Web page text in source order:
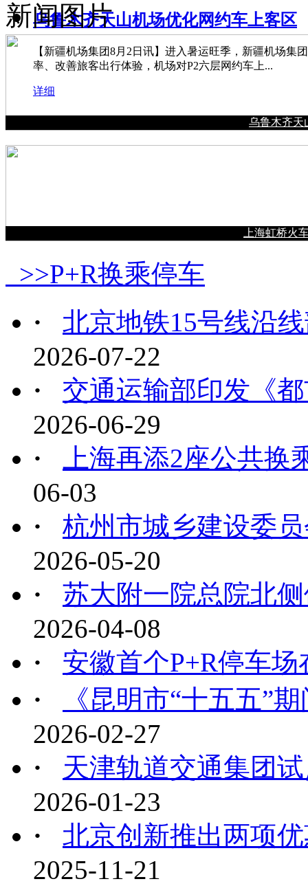
乌鲁木齐天山机场优化网约车上客区
【新疆机场集团8月2日讯】进入暑运旺季，新疆机场
率、改善旅客出行体验，机场对P2六层网约车上...
详细
新闻图片
乌鲁木齐天
上海虹桥火
>>P+R换乘停车
·
北京地铁15号线沿
2026-07-22
·
交通运输部印发《
2026-06-29
·
上海再添2座公共换
06-03
·
杭州市城乡建设委
2026-05-20
·
苏大附一院总院北
2026-04-08
·
安徽首个P+R停车
·
《昆明市“十五五”
2026-02-27
·
天津轨道交通集团
2026-01-23
·
北京创新推出两项
2025-11-21